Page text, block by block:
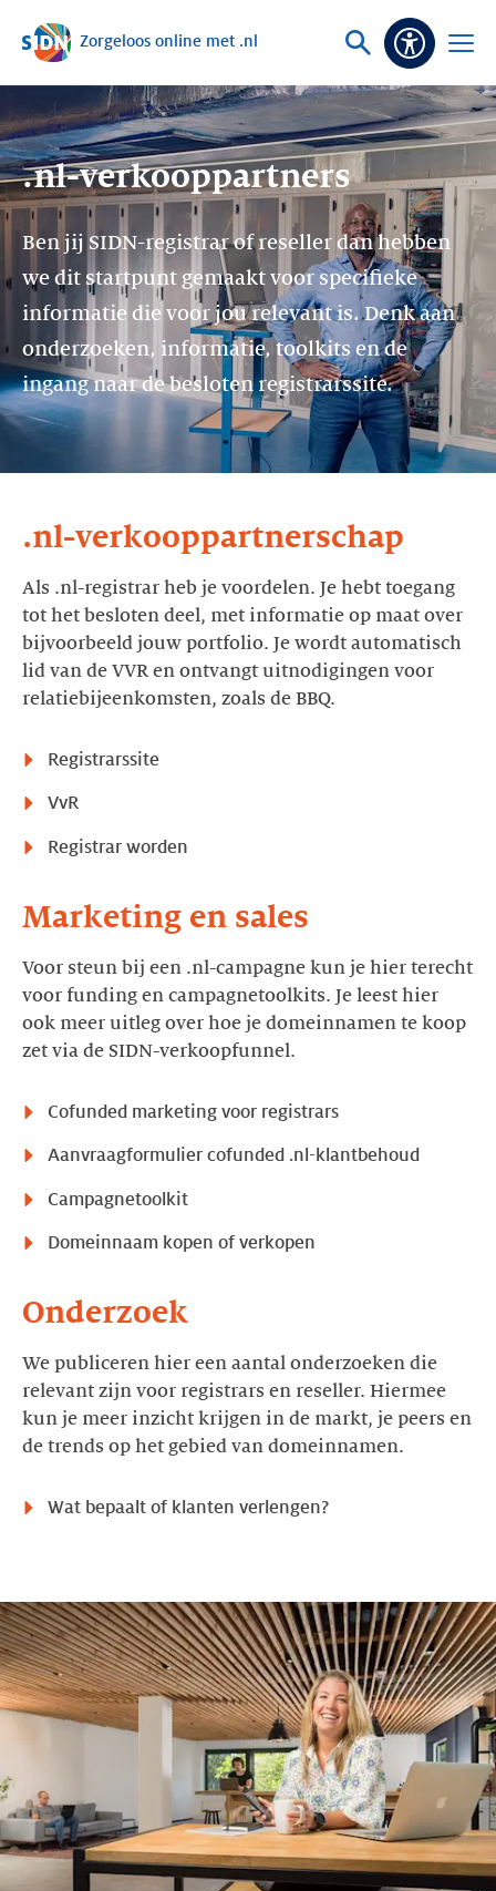
Sla navigatie over
Zorgeloos online met .nl
Vraag
zoek
Open
.nl-verkooppartners
Ben jij SIDN-registrar of reseller dan hebben
we dit startpunt gemaakt voor specifieke
informatie die voor jou relevant is. Denk aan
onderzoeken, informatie, toolkits en de
ingang naar de besloten registrarssite.
.nl-verkooppartnerschap
Als .nl-registrar heb je voordelen. Je hebt toegang
tot het besloten deel, met informatie op maat over
bijvoorbeeld jouw portfolio. Je wordt automatisch
lid van de VVR en ontvangt uitnodigingen voor
relatiebijeenkomsten, zoals de BBQ.
Registrarssite
VvR
Registrar worden
Marketing en sales
Voor steun bij een .nl-campagne kun je hier terecht
voor funding en campagnetoolkits. Je leest hier
ook meer uitleg over hoe je domeinnamen te koop
zet via de SIDN-verkoopfunnel.
Cofunded marketing voor registrars
Aanvraagformulier cofunded .nl-klantbehoud
Campagnetoolkit
Domeinnaam kopen of verkopen
Onderzoek
We publiceren hier een aantal onderzoeken die
relevant zijn voor registrars en reseller. Hiermee
kun je meer inzicht krijgen in de markt, je peers en
de trends op het gebied van domeinnamen.
Wat bepaalt of klanten verlengen?